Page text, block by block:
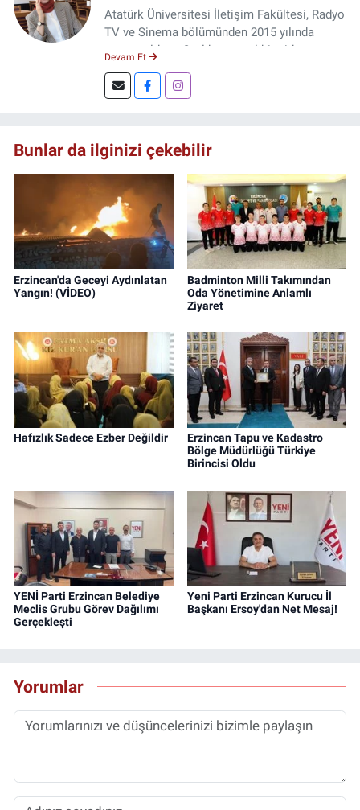
Atatürk Üniversitesi İletişim Fakültesi, Radyo
TV ve Sinema bölümünden 2015 yılında
mezun oldum. 3 yıl kurumsal bir şirkette
DoğuGazetesi.com internet haber sitesinde
muhabirlik yapıyor ve içerik üretiyorum.
Devam Et
Bunlar da ilginizi çekebilir
Erzincan'da Geceyi Aydınlatan
Yangın! (VİDEO)
Badminton Milli Takımından
Oda Yönetimine Anlamlı
Ziyaret
Hafızlık Sadece Ezber Değildir
Erzincan Tapu ve Kadastro
Bölge Müdürlüğü Türkiye
Birincisi Oldu
YENİ Parti Erzincan Belediye
Meclis Grubu Görev Dağılımı
Gerçekleşti
Yeni Parti Erzincan Kurucu İl
Başkanı Ersoy'dan Net Mesaj!
Yorumlar